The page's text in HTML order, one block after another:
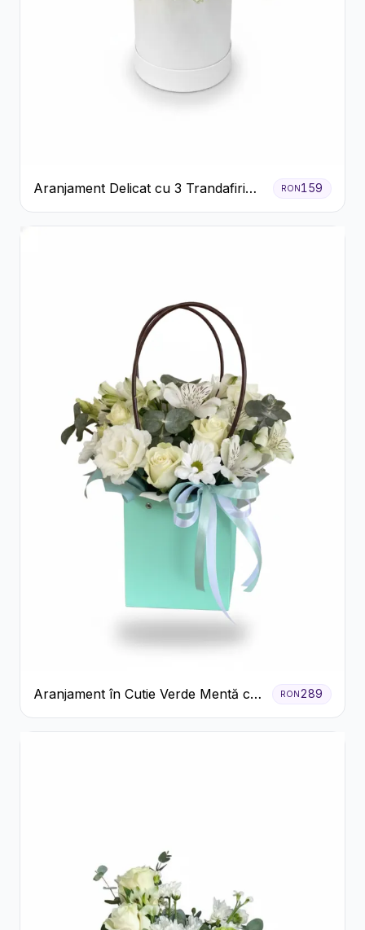
Aranjament Delicat cu 3 Trandafiri
Roz în Cutie Albă
RON159
Aranjament în Cutie Verde Mentă cu
Trandafiri și Alstroemeria
RON289